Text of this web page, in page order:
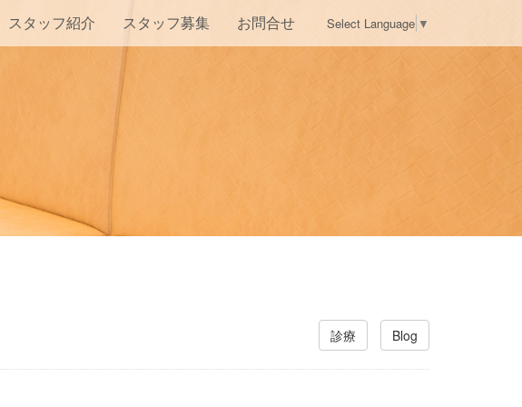
スタッフ紹介 スタッフ募集 お問合せ Select Language ▼
診療 Blog